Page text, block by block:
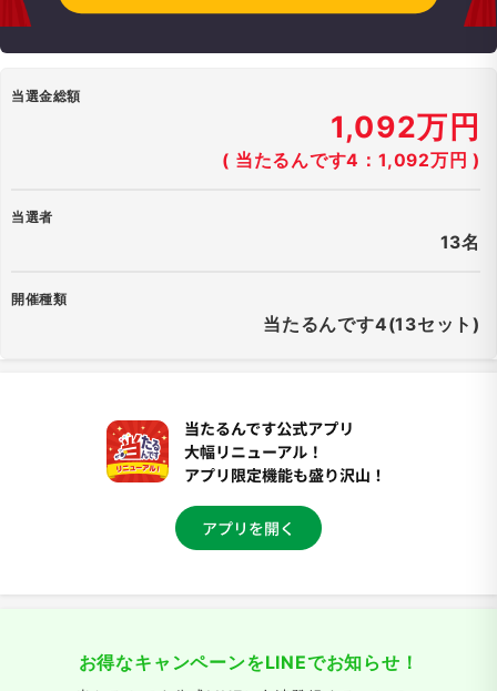
当選金総額
1,092万円
( 当たるんです4：1,092万円 )
当選者
13名
開催種類
当たるんです4(13セット)
お得なキャンペーンをLINEでお知らせ！